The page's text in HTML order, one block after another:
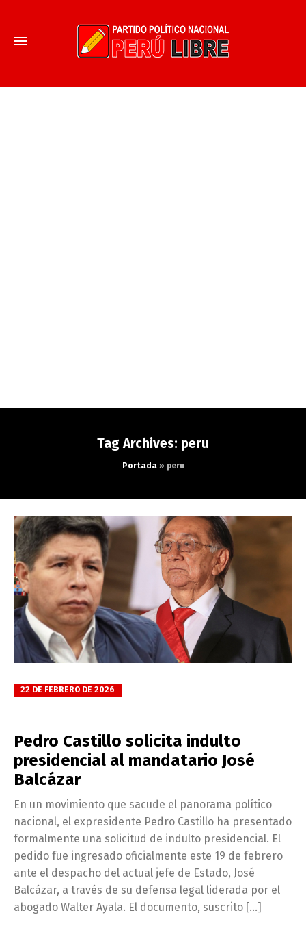
Tag Archives: peru
Portada» peru
22 DE FEBRERO DE 2026
Pedro Castillo solicita indulto
presidencial al mandatario José
Balcázar
En un movimiento que sacude el panorama político
nacional, el expresidente Pedro Castillo ha presentado
formalmente una solicitud de indulto presidencial. El
pedido fue ingresado oficialmente este 19 de febrero
ante el despacho del actual jefe de Estado, José
Balcázar, a través de su defensa legal liderada por el
abogado Walter Ayala. El documento, suscrito […]